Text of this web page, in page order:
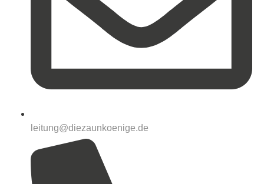
leitung@diezaunkoenige.de